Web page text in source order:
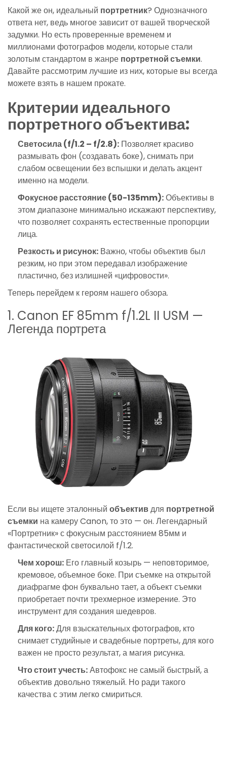
Какой же он, идеальный портретник? Однозначного
ответа нет, ведь многое зависит от вашей творческой
задумки. Но есть проверенные временем и
миллионами фотографов модели, которые стали
золотым стандартом в жанре портретной съемки.
Давайте рассмотрим лучшие из них, которые вы всегда
можете взять в нашем прокате.
Критерии идеального
портретного объектива:
Светосила (f/1.2 – f/2.8): Позволяет красиво
размывать фон (создавать боке), снимать при
слабом освещении без вспышки и делать акцент
именно на модели.
Фокусное расстояние (50-135mm):Объективы в
этом диапазоне минимально искажают перспективу,
что позволяет сохранять естественные пропорции
лица.
Резкость и рисунок: Важно, чтобы объектив был
резким, но при этом передавал изображение
пластично, без излишней «цифровости».
Теперь перейдем к героям нашего обзора.
1. Canon EF 85mm f/1.2L II USM —
Легенда портрета
Если вы ищете эталонный объективдля портретной
съемки на камеру Canon, то это — он. Легендарный
«Портретник» с фокусным расстоянием 85мм и
фантастической светосилой f/1.2.
Чем хорош: Его главный козырь — неповторимое,
кремовое, объемное боке. При съемке на открытой
диафрагме фон буквально тает, а объект съемки
приобретает почти трехмерное измерение. Это
инструмент для создания шедевров.
Для кого:Для взыскательных фотографов, кто
снимает студийные и свадебные портреты, для кого
важен не просто результат, а магия рисунка.
Что стоит учесть:Автофокс не самый быстрый, а
объектив довольно тяжелый. Но ради такого
качества с этим легко смириться.